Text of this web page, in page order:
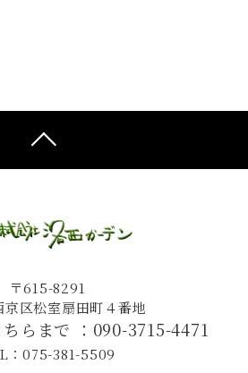
〒615-8291
京区松室扇田町４番地
らまで ： 090-3715-4471
：075-381-5509